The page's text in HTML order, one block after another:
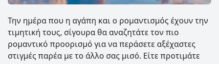
Την ημέρα που η αγάπη και ο ρομαντισμός έχουν την
τιμητική τους, σίγουρα θα αναζητάτε τον πιο
ρομαντικό προορισμό για να περάσετε αξέχαστες
στιγμές παρέα με το άλλο σας μισό. Είτε προτιμάτε